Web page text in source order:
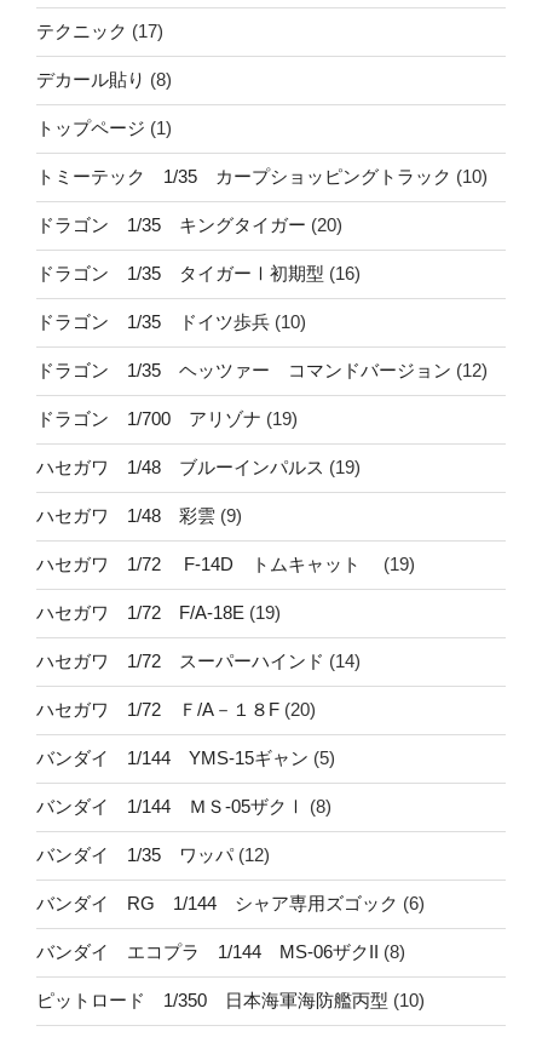
テクニック (17)
デカール貼り (8)
トップページ (1)
トミーテック 1/35 カープショッピングトラック (10)
ドラゴン 1/35 キングタイガー (20)
ドラゴン 1/35 タイガーⅠ初期型 (16)
ドラゴン 1/35 ドイツ歩兵 (10)
ドラゴン 1/35 ヘッツァー コマンドバージョン (12)
ドラゴン 1/700 アリゾナ (19)
ハセガワ 1/48 ブルーインパルス (19)
ハセガワ 1/48 彩雲 (9)
ハセガワ 1/72 F-14D トムキャット (19)
ハセガワ 1/72 F/A-18E (19)
ハセガワ 1/72 スーパーハインド (14)
ハセガワ 1/72 Ｆ/A－１８F (20)
バンダイ 1/144 YMS-15ギャン (5)
バンダイ 1/144 ＭＳ-05ザクⅠ (8)
バンダイ 1/35 ワッパ(12)
バンダイ RG 1/144 シャア専用ズゴック (6)
バンダイ エコプラ 1/144 MS-06ザクII (8)
ピットロード 1/350 日本海軍海防艦丙型 (10)